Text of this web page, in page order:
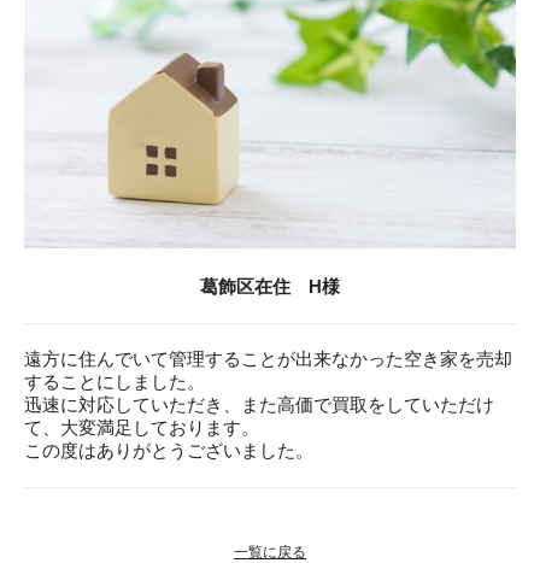
葛飾区在住 H様
遠方に住んでいて管理することが出来なかった空き家を売却
することにしました。
迅速に対応していただき、また高価で買取をしていただけ
て、大変満足しております。
この度はありがとうございました。
一覧に戻る